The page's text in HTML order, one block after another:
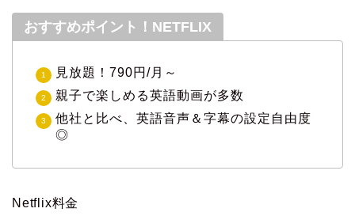
おすすめポイント！NETFLIX
見放題！790円/月～
親子で楽しめる英語動画が多数
他社と比べ、英語音声＆字幕の設定自由度
◎
Netflix料金